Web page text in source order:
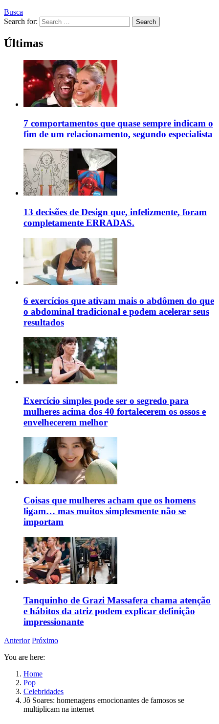
Busca
Search for:
Search
Últimas
7 comportamentos que quase sempre indicam o
fim de um relacionamento, segundo especialista
13 decisões de Design que, infelizmente, foram
completamente ERRADAS.
6 exercícios que ativam mais o abdômen do que
o abdominal tradicional e podem acelerar seus
resultados
Exercício simples pode ser o segredo para
mulheres acima dos 40 fortalecerem os ossos e
envelhecerem melhor
Coisas que mulheres acham que os homens
ligam… mas muitos simplesmente não se
importam
Tanquinho de Grazi Massafera chama atenção
e hábitos da atriz podem explicar definição
impressionante
Anterior Próximo
You are here:
Home
Pop
Celebridades
Jô Soares: homenagens emocionantes de famosos se
multiplicam na internet